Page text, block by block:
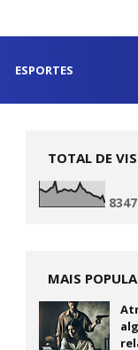
ESPORTES
TOTAL DE
8347
MAIS